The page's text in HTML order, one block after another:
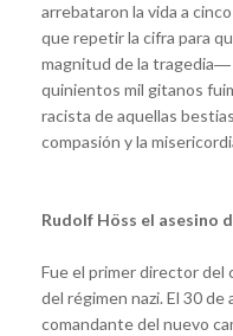
arrebataron la vida a
que repetir la cifra para
magnitud de la tragedia―
quinientos mil gitanos
racista de aquellas
compasión y la
Rudolf Höss el asesino
Fue el primer director del
del régimen nazi. El 30
comandante del nuevo